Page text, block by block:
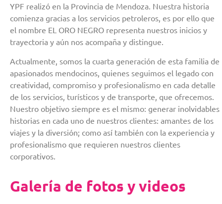
YPF realizó en la Provincia de Mendoza. Nuestra historia
comienza gracias a los servicios petroleros, es por ello que
el nombre EL ORO NEGRO representa nuestros inicios y
trayectoria y aún nos acompaña y distingue.
Actualmente, somos la cuarta generación de esta familia de
apasionados mendocinos, quienes seguimos el legado con
creatividad, compromiso y profesionalismo en cada detalle
de los servicios, turísticos y de transporte, que ofrecemos.
Nuestro objetivo siempre es el mismo: generar inolvidables
historias en cada uno de nuestros clientes: amantes de los
viajes y la diversión; como así también con la experiencia y
profesionalismo que requieren nuestros clientes
corporativos.
Galería de fotos y videos